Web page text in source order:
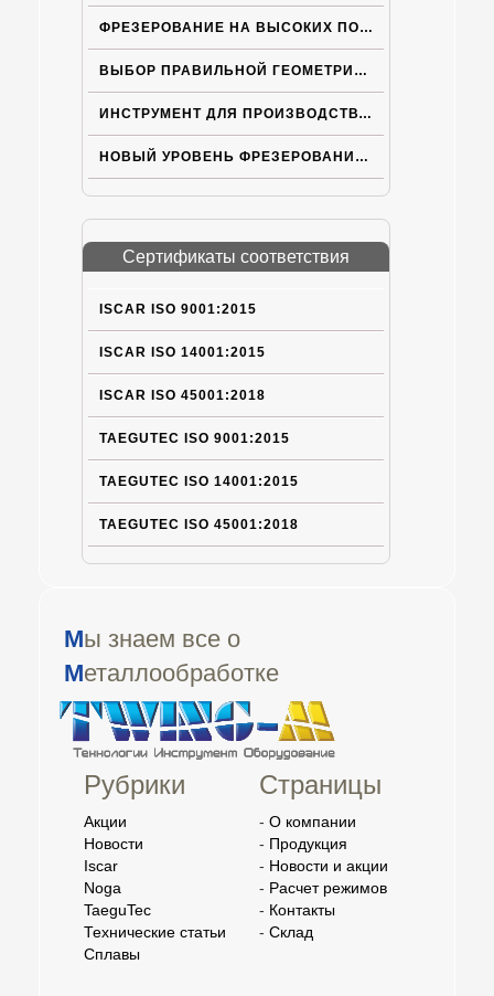
ФРЕЗЕРОВАНИЕ НА ВЫСОКИХ ПОДАЧАХ
ВЫБОР ПРАВИЛЬНОЙ ГЕОМЕТРИИ ПЛАСТИН ISCAR ДЛЯ ТРУДНOОБРАБАТЫВАЕМЫХ МАТЕРИАЛОВ
ИНСТРУМЕНТ ДЛЯ ПРОИЗВОДСТВА ЭЛЕКТРОМОБИЛЕЙ НОВОГО ПОКОЛЕНИЯ
НОВЫЙ УРОВЕНЬ ФРЕЗЕРОВАНИЯ НА БОЛЬШИХ ПОДАЧАХ
Сертификаты соответствия
ISCAR ISO 9001:2015
ISCAR ISO 14001:2015
ISCAR ISO 45001:2018
TAEGUTEC ISO 9001:2015
TAEGUTEC ISO 14001:2015
TAEGUTEC ISO 45001:2018
Мы знаем все о
Металлообработке
Рубрики
Акции
Новости
Iscar
Noga
TaeguTec
Технические статьи
Сплавы
Страницы
- О компании
- Продукция
- Новости и акции
- Расчет режимов
- Контакты
- Склад